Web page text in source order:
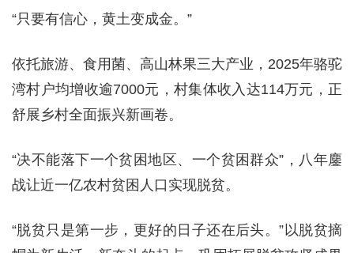
“只要有信心，黄土变成金。”
依托旅游、食用菌、高山林果三大产业，2025年骆驼
湾村户均增收逾7000元，村集体收入达114万元，正
舒展乡村全面振兴新画卷。
“决不能落下一个贫困地区、一个贫困群众”，八年鏖
战让近一亿农村贫困人口实现脱贫。
“脱贫只是第一步，更好的日子还在后头。”以脱贫摘